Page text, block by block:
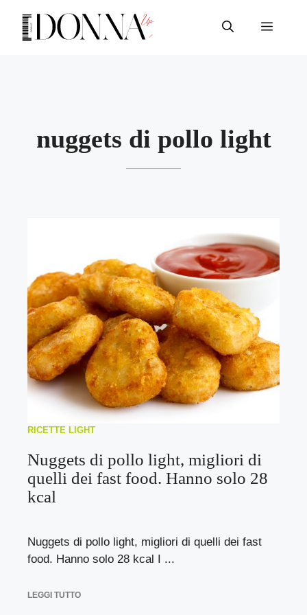
contenuto
Menu
nuggets di pollo light
RICETTE LIGHT
Nuggets di pollo light, migliori di
quelli dei fast food. Hanno solo 28
kcal
Nuggets di pollo light, migliori di quelli dei fast
food. Hanno solo 28 kcal I ...
LEGGI TUTTO